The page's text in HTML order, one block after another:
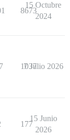
8673
15 Octubre
2024
1037
7 Julio 2026
177
15 Junio
2026